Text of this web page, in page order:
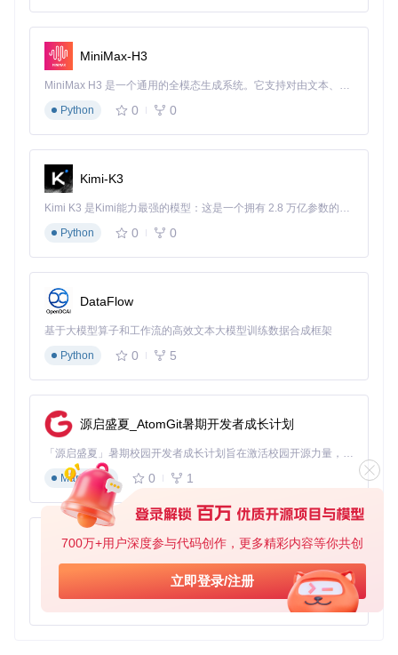
700万+用户深度参与代码创作，更多精彩内容等你共创
立即登录/注册
功能测试
在主界面"任务列表"中启用"影像店营业"任务
观察工具是否能正确识别游戏界面并自动完成操作
检查日志窗口是否有错误信息输出
三、功能矩阵：模块特性与适用场景
3.1 自动战斗系统
核心功能：基于目标状态识别的智能连招与闪避
闪避机制：根据敌人攻击前摇动画触发闪避动作
目标优先级：可配置优先攻击类型（精英怪/普通怪/特定BO
适用场景：高难度副本、BOSS战、连击挑战
像识别 pipeline，识别响应时间<100ms
3.2 日常任务清理
包含功能
逻辑 ：按配置顺序依次执行任务，完成后自动进入下一流程
资
源占用：平均CPU占用率8-15%，内存占用约200MB
：每日任务清剿、资源积累
3.3 空洞探索助手
核心特性：
路线规划：基于内置地图数据自动规划最优探索路径
战斗策略：根据区域敌人配置自动调整战斗模式
物品收集：智能识别可交互物品并优先采集
MiniMax-H3
MiniMax H3 是一个通用的全模态生成系统。它支持对由文本、图像、视频和音频组成的多模态上下文进行统一理解，并能生成分辨率高达 2K、时长可达 15 秒的带原生立体声音频的视频。得益于面向任务泛化的系统设计，H3 在预训练阶段就已具备广泛的多模态上下文理解与生成能力，能够出色地执行复杂的多模态指令。
Python
0 0
Kimi-K3
Kimi K3 是Kimi能力最强的模型：这是一个拥有 2.8 万亿参数的混合专家（MoE）模型，具备原生视觉理解能力，并支持 100 万 token 的上下文窗口。
Python
0 0
DataFlow
基于大模型算子和工作流的高效文本大模型训练数据合成框架
Python
0 5
源启盛夏_AtomGit暑期开发者成长计划
「源启盛夏」暑期校园开发者成长计划旨在激活校园开源力量，通过积分激励、认证扶持、资源倾斜等形式，引导高校组织和开发者完成「入驻 — 建项目 — 做贡献 — 获认证 — 得资源」的完整闭环。无论你是想带领社团入驻平台的组织者，还是希望用代码贡献证明自己的开发者，都能在这里找到属于你的成长路径。
Markdown
0 1
py-xiaozhi
基于Python的Xiaozhi AI，适用于想要完整Xiaozhi体验而无需拥有专用硬件的用户。
Python
0 1